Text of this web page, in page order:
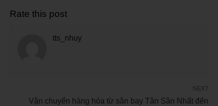
Rate this post
tts_nhuy
NEXT
Vận chuyển hàng hóa từ sân bay Tân Sân Nhất đến